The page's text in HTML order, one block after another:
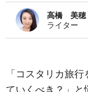
高橋 美穂
ライター
「コスタリカ旅
ていくべき？」